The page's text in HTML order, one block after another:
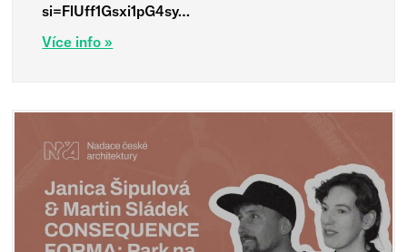
si=FlUff1Gsxi1pG4sy…
Více info »